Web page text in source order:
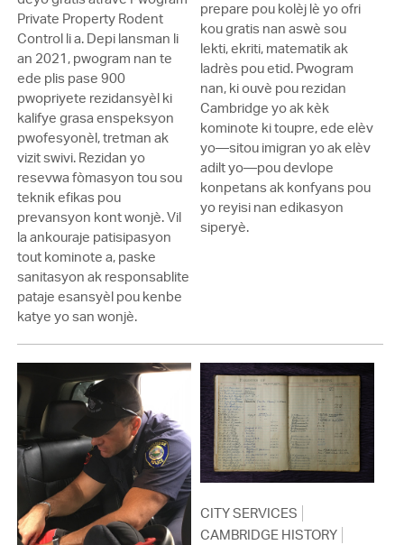
Private Property Rodent
Control li a. Depi lansman li
an 2021, pwogram nan te
ede plis pase 900
pwopriyete rezidansyèl ki
kalifye grasa enspeksyon
pwofesyonèl, tretman ak
vizit swivi. Rezidan yo
resevwa fòmasyon tou sou
teknik efikas pou
prevansyon kont wonjè. Vil
la ankouraje patisipasyon
tout kominote a, paske
sanitasyon ak responsablite
pataje esansyèl pou kenbe
katye yo san wonjè.
prepare pou kolèj lè yo ofri
kou gratis nan aswè sou
lekti, ekriti, matematik ak
ladrès pou etid. Pwogram
nan, ki ouvè pou rezidan
Cambridge yo ak kèk
kominote ki toupre, ede elèv
yo—sitou imigran yo ak elèv
adilt yo—pou devlope
konpetans ak konfyans pou
yo reyisi nan edikasyon
siperyè.
CITY SERVICES
CAMBRIDGE HISTORY